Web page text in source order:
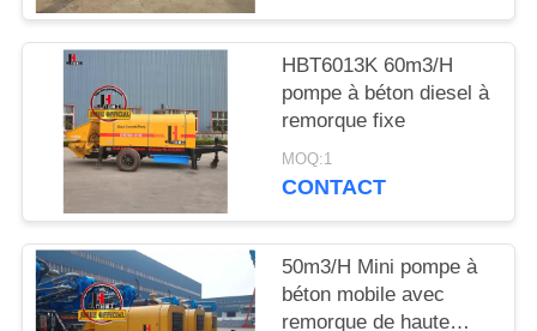
POLITIQUE
MATIÈRE
PROTECTION
DE
LA
VIE
Trailer Pompes pour le
béton
HBT6013K 60m3/H
pompe à béton diesel à
remorque fixe
MOQ:1
CONTACT
50m3/H Mini pompe à
béton mobile avec
remorque de haute